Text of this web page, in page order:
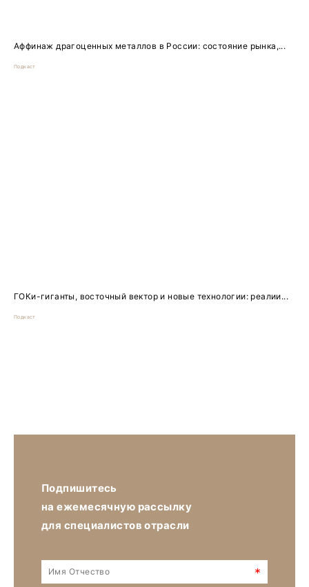
Аффинаж драгоценных металлов в России: состояние рынка,...
Подкаст
ГОКи-гиганты, восточный вектор и новые технологии: реалии...
Подкаст
Подпишитесь
на ежемесячную рассылку
для специалистов отрасли
*